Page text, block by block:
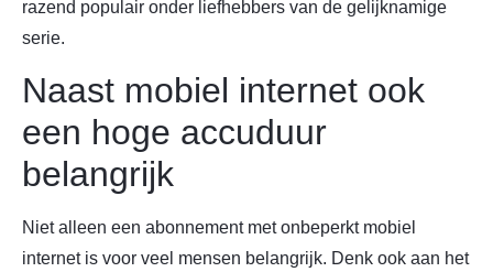
razend populair onder liefhebbers van de gelijknamige
serie.
Naast mobiel internet ook
een hoge accuduur
belangrijk
Niet alleen een abonnement met onbeperkt mobiel
internet is voor veel mensen belangrijk. Denk ook aan het